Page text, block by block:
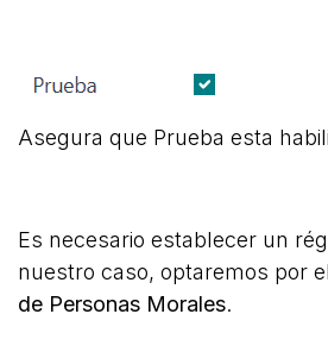
Asegura que Prueba esta
Es necesario establecer un
nuestro caso, optaremos por el
de Personas Morales.